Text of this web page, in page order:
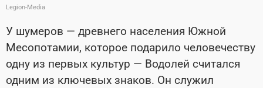
Legion-Media
У шумеров — древнего населения Южной
Месопотамии, которое подарило человечеству
одну из первых культур — Водолей считался
одним из ключевых знаков. Он служил